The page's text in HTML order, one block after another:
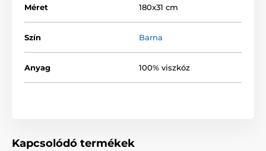
Méret 180x31 cm
Szín Barna
Anyag 100% viszkóz
Kapcsolódó termékek